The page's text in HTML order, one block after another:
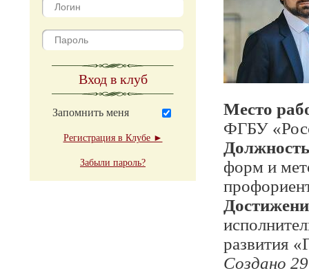
Вход в клуб
Запомнить меня
Регистрация в Клубе ►
Забыли пароль?
Место
ФГБУ
форм и
развития
Создано